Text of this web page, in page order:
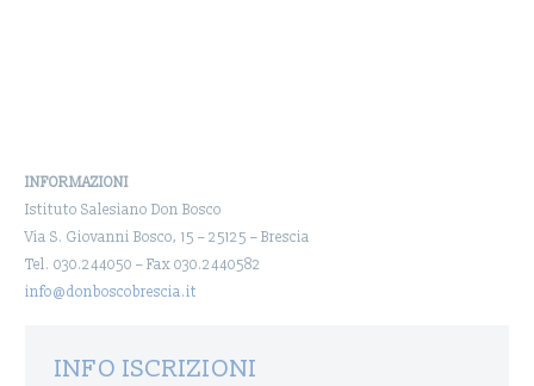
INFORMAZIONI
Istituto Salesiano Don Bosco
Via S. Giovanni Bosco, 15 – 25125 – Brescia
Tel. 030.244050 – Fax 030.2440582
info@donboscobrescia.it
INFO ISCRIZIONI